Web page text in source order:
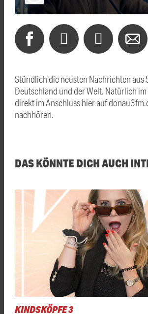
Stündlich die neusten Nachrichten aus
Deutschland und der Welt. Natürlich
direkt im Anschluss hier auf
nachhören.
DAS KÖNNTE DICH AUCH
KINDSKÖPFE 3